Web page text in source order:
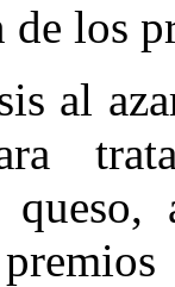
de los
al